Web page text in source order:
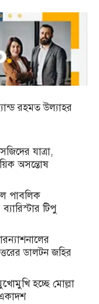
রহমত উল্যাহর
যাত্রা,
অসন্তোষ
পাবলিক
টিপু
ডালটন জহির
হচ্ছে মোল্লা